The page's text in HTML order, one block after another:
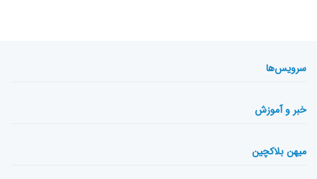
سرویس‌ها
خبر و آموزش
میهن بلاکچین